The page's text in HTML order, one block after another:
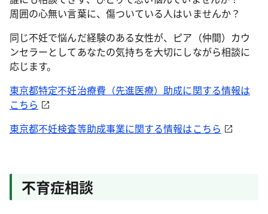
周囲の心無い言葉に、傷ついている人はいませんか？
同じ不妊で悩んだ経験のある女性が、ピア（仲間）カウ
ンセラーとしてあなたの気持ちを大切にしながら相談に
応じます。
東京都特定不妊治療費（先進医療）助成に関する情報は
こちら
東京都不妊検査等助成事業に関する情報はこちら
不育症相談